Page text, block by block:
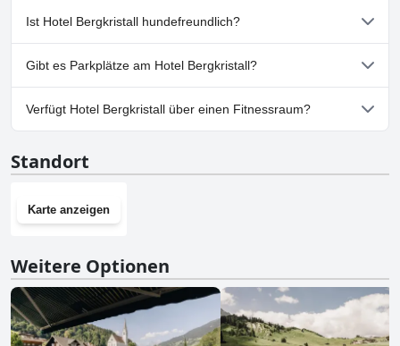
Ja, es gibt ein Spa im Hotel Bergkristall.
Ist Hotel Bergkristall hundefreundlich?
Nein, Hotel Bergkristall erlaubt keine Hunde.
Gibt es Parkplätze am Hotel Bergkristall?
Ja, Parkmöglichkeiten sind im Hotel Bergkristall vorhanden.
Verfügt Hotel Bergkristall über einen Fitnessraum?
Standort
Karte anzeigen
Weitere Optionen